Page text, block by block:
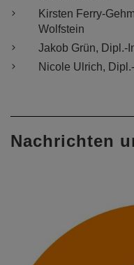
Kirsten Ferry-
Wolfstein
Jakob Grün, Dipl.-
Nicole Ulrich,
Nachrichten